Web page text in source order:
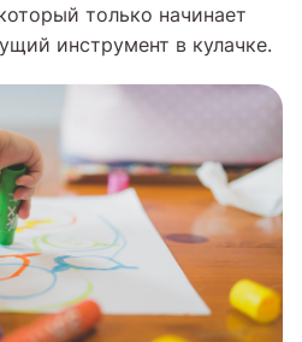
только начинает
инструмент в кулачке.